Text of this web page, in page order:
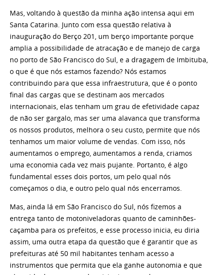
Mas, voltando à questão da minha ação intensa aqui em
Santa Catarina. Junto com essa questão relativa à
inauguração do Berço 201, um berço importante porque
amplia a possibilidade de atracação e de manejo de carga
no porto de São Francisco do Sul, e a dragagem de Imbituba,
o que é que nós estamos fazendo? Nós estamos
contribuindo para que essa infraestrutura, que é o ponto
final das cargas que se destinam aos mercados
internacionais, elas tenham um grau de efetividade capaz
de não ser gargalo, mas ser uma alavanca que transforma
os nossos produtos, melhora o seu custo, permite que nós
tenhamos um maior volume de vendas. Com isso, nós
aumentamos o emprego, aumentamos a renda, criamos
uma economia cada vez mais pujante. Portanto, é algo
fundamental esses dois portos, um pelo qual nós
começamos o dia, e outro pelo qual nós encerramos.
Mas, ainda lá em São Francisco do Sul, nós fizemos a
entrega tanto de motoniveladoras quanto de caminhões-
caçamba para os prefeitos, e esse processo inicia, eu diria
assim, uma outra etapa da questão que é garantir que as
prefeituras até 50 mil habitantes tenham acesso a
instrumentos que permita que ela ganhe autonomia e que